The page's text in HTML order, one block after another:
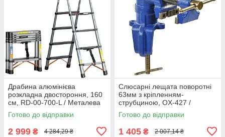
Драбина алюмінієва
розкладна двостороння, 160
см, RD-00-700-L / Металева
драбина для дому
Готово до відправки
2 999 ₴ 4 284,29 ₴
Слюсарні лещата поворотні
63мм з кріпленням-
струбциною, OX-427 /
Чавунні лещата настільні з
поворотною основою
Готово до відправки
1 405 ₴ 2 007,14 ₴